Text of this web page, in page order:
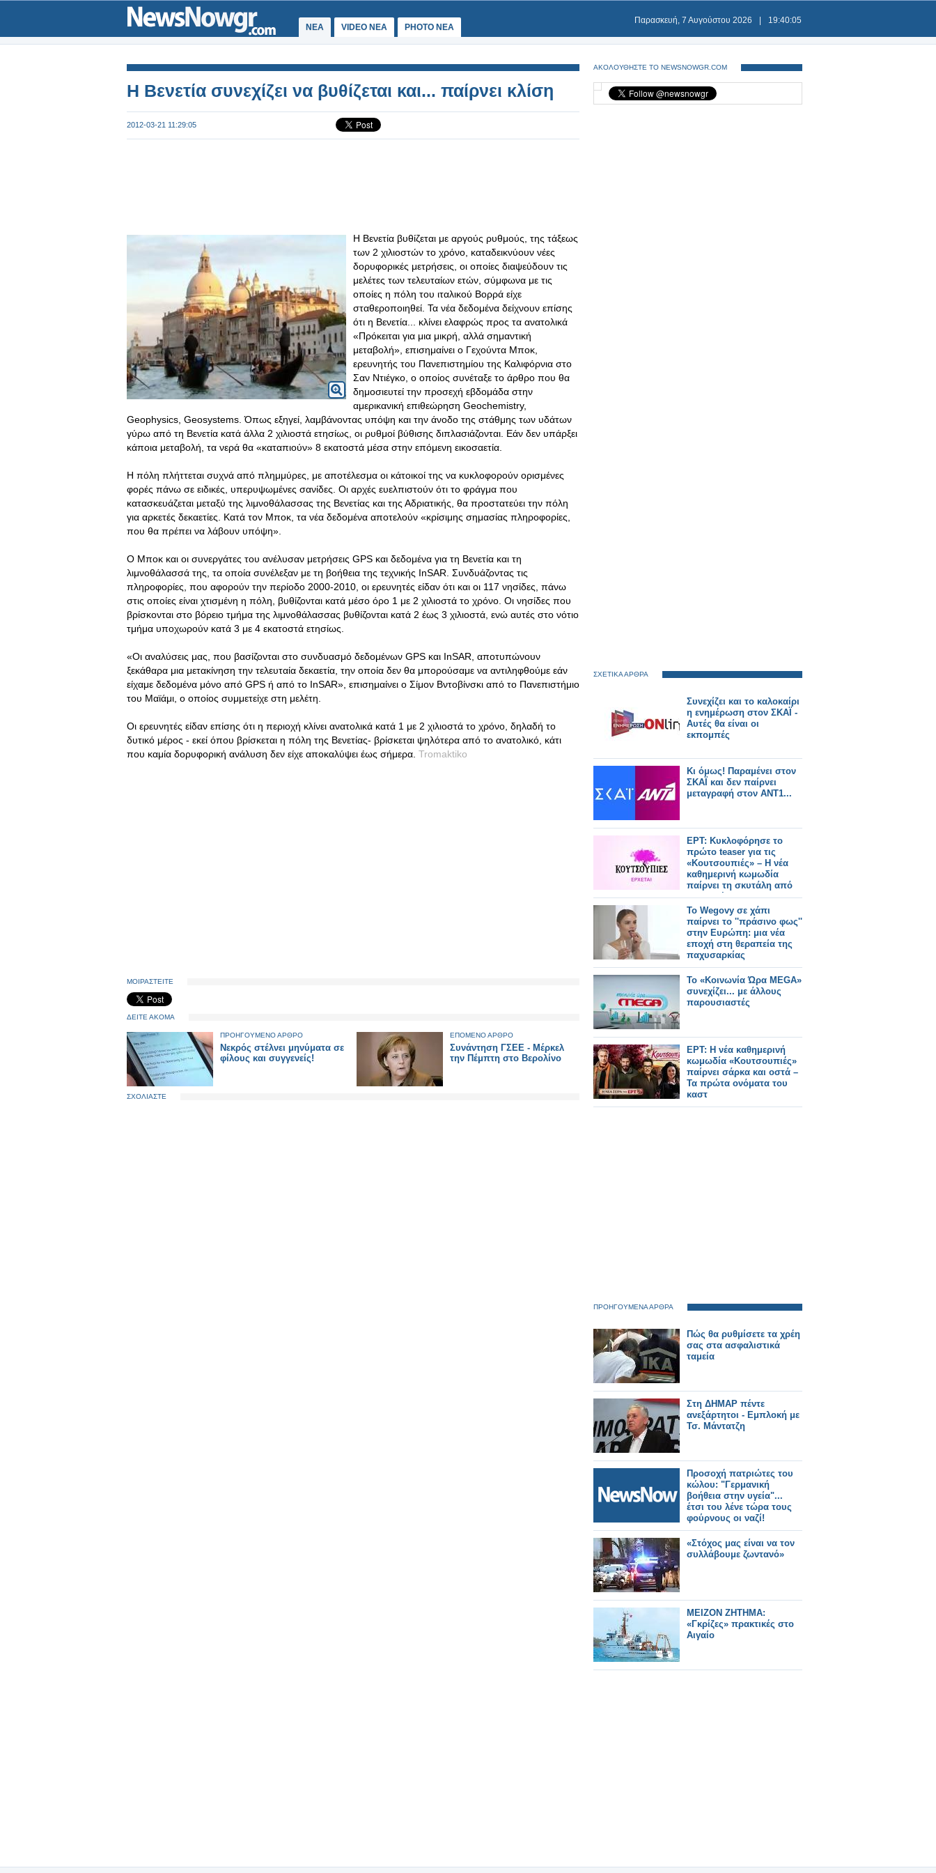
ΝΕΑ VIDEO NEA PHOTO NEA
Παρασκευή, 7 Αυγούστου 2026 19:40:06
Η Βενετία συνεχίζει να βυθίζεται και... παίρνει κλίση
2012-03-21 11:29:05
Η Βενετία βυθίζεται με αργούς ρυθμούς, της τάξεως
των 2 χιλιοστών το χρόνο, καταδεικνύουν νέες
δορυφορικές μετρήσεις, οι οποίες διαψεύδουν τις
μελέτες των τελευταίων ετών, σύμφωνα με τις
οποίες η πόλη του ιταλικού Βορρά είχε
σταθεροποιηθεί. Τα νέα δεδομένα δείχνουν επίσης
ότι η Βενετία... κλίνει ελαφρώς προς τα ανατολικά
«Πρόκειται για μια μικρή, αλλά σημαντική
μεταβολή», επισημαίνει ο Γεχούντα Μποκ,
ερευνητής του Πανεπιστημίου της Καλιφόρνια στο
Σαν Ντιέγκο, ο οποίος συνέταξε το άρθρο που θα
δημοσιευτεί την προσεχή εβδομάδα στην
αμερικανική επιθεώρηση Geochemistry,
Geophysics, Geosystems. Όπως εξηγεί, λαμβάνοντας υπόψη και την άνοδο της στάθμης των υδάτων
γύρω από τη Βενετία κατά άλλα 2 χιλιοστά ετησίως, οι ρυθμοί βύθισης διπλασιάζονται. Εάν δεν υπάρξει
κάποια μεταβολή, τα νερά θα «καταπιούν» 8 εκατοστά μέσα στην επόμενη εικοσαετία.
Η πόλη πλήττεται συχνά από πλημμύρες, με αποτέλεσμα οι κάτοικοί της να κυκλοφορούν ορισμένες
φορές πάνω σε ειδικές, υπερυψωμένες σανίδες. Οι αρχές ευελπιστούν ότι το φράγμα που
κατασκευάζεται μεταξύ της λιμνοθάλασσας της Βενετίας και της Αδριατικής, θα προστατεύει την πόλη
για αρκετές δεκαετίες. Κατά τον Μποκ, τα νέα δεδομένα αποτελούν «κρίσιμης σημασίας πληροφορίες,
που θα πρέπει να λάβουν υπόψη».
Ο Μποκ και οι συνεργάτες του ανέλυσαν μετρήσεις GPS και δεδομένα για τη Βενετία και τη
λιμνοθάλασσά της, τα οποία συνέλεξαν με τη βοήθεια της τεχνικής InSAR. Συνδυάζοντας τις
πληροφορίες, που αφορούν την περίοδο 2000-2010, οι ερευνητές είδαν ότι και οι 117 νησίδες, πάνω
στις οποίες είναι χτισμένη η πόλη, βυθίζονται κατά μέσο όρο 1 με 2 χιλιοστά το χρόνο. Οι νησίδες που
βρίσκονται στο βόρειο τμήμα της λιμνοθάλασσας βυθίζονται κατά 2 έως 3 χιλιοστά, ενώ αυτές στο νότιο
τμήμα υποχωρούν κατά 3 με 4 εκατοστά ετησίως.
«Οι αναλύσεις μας, που βασίζονται στο συνδυασμό δεδομένων GPS και InSAR, αποτυπώνουν
ξεκάθαρα μια μετακίνηση την τελευταία δεκαετία, την οποία δεν θα μπορούσαμε να αντιληφθούμε εάν
είχαμε δεδομένα μόνο από GPS ή από το InSAR», επισημαίνει ο Σίμον Βντοβίνσκι από το Πανεπιστήμιο
του Μαϊάμι, ο οποίος συμμετείχε στη μελέτη.
Οι ερευνητές είδαν επίσης ότι η περιοχή κλίνει ανατολικά κατά 1 με 2 χιλιοστά το χρόνο, δηλαδή το
δυτικό μέρος - εκεί όπου βρίσκεται η πόλη της Βενετίας- βρίσκεται ψηλότερα από το ανατολικό, κάτι
που καμία δορυφορική ανάλυση δεν είχε αποκαλύψει έως σήμερα. Tromaktiko
ΜΟΙΡΑΣΤΕΙΤΕ
ΔΕΙΤΕ ΑΚΟΜΑ
ΠΡΟΗΓΟΥΜΕΝΟ ΑΡΘΡΟ
Νεκρός στέλνει μηνύματα σε
φίλους και συγγενείς!
ΕΠΟΜΕΝΟ ΑΡΘΡΟ
Συνάντηση ΓΣΕΕ - Μέρκελ
την Πέμπτη στο Βερολίνο
ΣΧΟΛΙΑΣΤΕ
ΑΚΟΛΟΥΘΗΣΤΕ ΤΟ NEWSNOWGR.COM
ΣΧΕΤΙΚΑ ΑΡΘΡΑ
Συνεχίζει και το καλοκαίρι
η ενημέρωση στον ΣΚΑΪ -
Αυτές θα είναι οι
εκπομπές
Κι όμως! Παραμένει στον
ΣΚΑΪ και δεν παίρνει
μεταγραφή στον ΑΝΤ1...
ΕΡΤ: Κυκλοφόρησε το
πρώτο teaser για τις
«Κουτσουπιές» – Η νέα
καθημερινή κωμωδία
παίρνει τη σκυτάλη από
την «Ηλέκτρα»
Το Wegovy σε χάπι
παίρνει το ''πράσινο φως''
στην Ευρώπη: μια νέα
εποχή στη θεραπεία της
παχυσαρκίας
Το «Κοινωνία Ώρα MEGA»
συνεχίζει... με άλλους
παρουσιαστές
ΕΡΤ: Η νέα καθημερινή
κωμωδία «Κουτσουπιές»
παίρνει σάρκα και οστά –
Τα πρώτα ονόματα του
καστ
ΠΡΟΗΓΟΥΜΕΝΑ ΑΡΘΡΑ
Πώς θα ρυθμίσετε τα χρέη
σας στα ασφαλιστικά
ταμεία
Στη ΔΗΜΑΡ πέντε
ανεξάρτητοι - Εμπλοκή με
Τσ. Μάντατζη
Προσοχή πατριώτες του
κώλου: "Γερμανική
βοήθεια στην υγεία"...
έτσι του λένε τώρα τους
φούρνους οι ναζί!
«Στόχος μας είναι να τον
συλλάβουμε ζωντανό»
ΜΕΙΖΟΝ ΖΗΤΗΜΑ:
«Γκρίζες» πρακτικές στο
Αιγαίο